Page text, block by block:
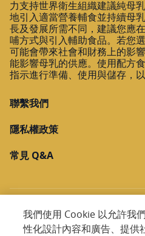
顯示在
規劃
大樹民雄頭橋
05-2210650
大樹嘉義民權
力支持世界衛生組織建議純母
地引入適當營養輔食並持續母
長及發展所需不同，建議您應
哺方式與引入輔助食品。若您
可能會帶來社會和財務上的影
能影響母乳的供應。使用配方
指示進行準備、使用與儲存，
聯繫我們
隱私權政策
常見 Q&A
Copyright @ 2026
我們使用 Cookie 以允許我
性化設計內容和廣告、提供